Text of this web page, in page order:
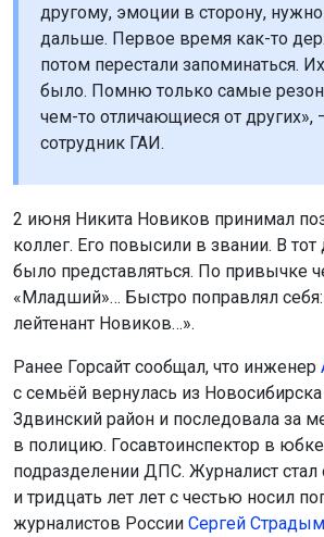
другому, эмоции в сторону, нужно
дальше. Первое время как-то
потом перестали запоминаться.
было. Помню только самые
чем-то отличающиеся от
сотрудник ГАИ.
2 июня Никита Новиков принимал
коллег. Его повысили в звании. В
было представляться. По привычке
«Младший»… Быстро поправлял
лейтенант Новиков…».
Ранее Горсайт сообщал, что инженер
с семьёй вернулась из
Здвинский район и последовала за
в полицию. Госавтоинспектор в
подразделении ДПС. Журналист
и тридцать лет лет с честью носил
журналистов России Сергей